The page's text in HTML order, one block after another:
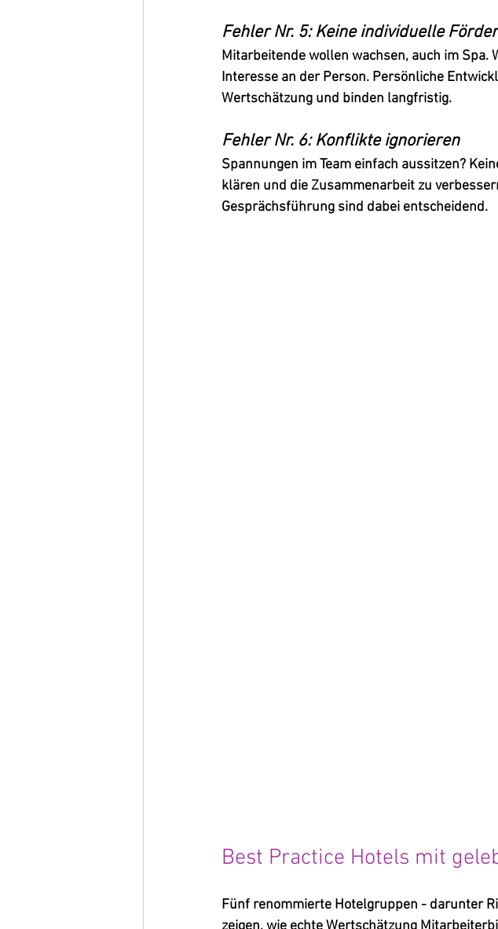
Fehler Nr. 5: Keine individuelle
Mitarbeitende wollen wachsen, auch im Spa.
Interesse an der Person. Persönliche
Wertschätzung und binden langfristig.
Fehler Nr. 6: Konflikte ignorieren
Spannungen im Team einfach aussitzen?
klären und die Zusammenarbeit zu
Gesprächsführung sind dabei entscheidend.
Best Practice Hotels mit
Fünf renommierte Hotelgruppen - darunter